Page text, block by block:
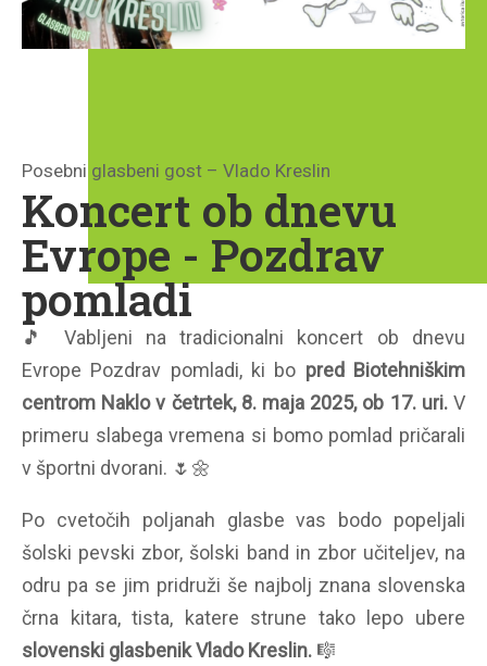
Posebni glasbeni gost – Vlado Kreslin
Koncert ob dnevu
Evrope - Pozdrav
pomladi
🎵 Vabljeni na tradicionalni koncert ob dnevu
Evrope Pozdrav pomladi, ki bo pred Biotehniškim
centrom Naklo v četrtek, 8. maja 2025, ob 17. uri. V
primeru slabega vremena si bomo pomlad pričarali
v športni dvorani. 🌷 🌼
Po cvetočih poljanah glasbe vas bodo popeljali
šolski pevski zbor, šolski band in zbor učiteljev, na
odru pa se jim pridruži še najbolj znana slovenska
črna kitara, tista, katere strune tako lepo ubere
slovenski glasbenik Vlado Kreslin. 🎼